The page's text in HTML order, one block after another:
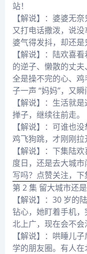
站！
【解说】：婆婆无
又打电话撒泼，说
婆气得发抖，却还是
【解说】：陆欢喜
的逆子、懒散的丈
全是操不完的心、
子一声 “妈妈”，又瞬
【解说】：生活就
掸子，继续往前走。
【解说】：可谁也
鸡飞狗跳，才刚刚拉
【解说】：下集陆
度日，还是去大城
写吗？点赞关注，下
第 2 集 留大城市还
【解说】：30 岁的
钻心，她盯着手机
北上广，现在会不会
【解说】：哄睡儿
学的朋友圈。有人